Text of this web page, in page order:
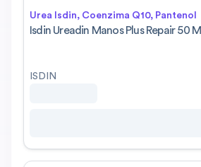
Urea Isdin, Coenzima Q10, Pantenol
Isdin Ureadin Manos Plus Repair 50 Ml
ISDIN